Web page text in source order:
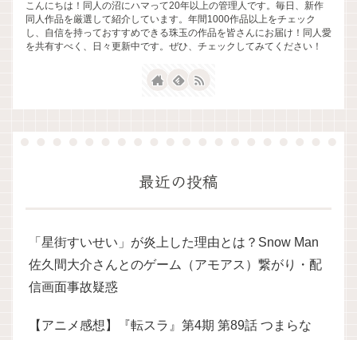
こんにちは！同人の沼にハマって20年以上の管理人です。毎日、新作
同人作品を厳選して紹介しています。年間1000作品以上をチェック
し、自信を持っておすすめできる珠玉の作品を皆さんにお届け！同人愛
を共有すべく、日々更新中です。ぜひ、チェックしてみてください！
最近の投稿
「星街すいせい」が炎上した理由とは？Snow Man
佐久間大介さんとのゲーム（アモアス）繋がり・配
信画面事故疑惑
【アニメ感想】『転スラ』第4期 第89話 つまらな